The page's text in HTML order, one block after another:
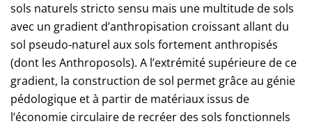
sols naturels stricto sensu mais une multitude de sols
avec un gradient d’anthropisation croissant allant du
sol pseudo-naturel aux sols fortement anthropisés
(dont les Anthroposols). A l’extrémité supérieure de ce
gradient, la construction de sol permet grâce au génie
pédologique et à partir de matériaux issus de
l’économie circulaire de recréer des sols fonctionnels